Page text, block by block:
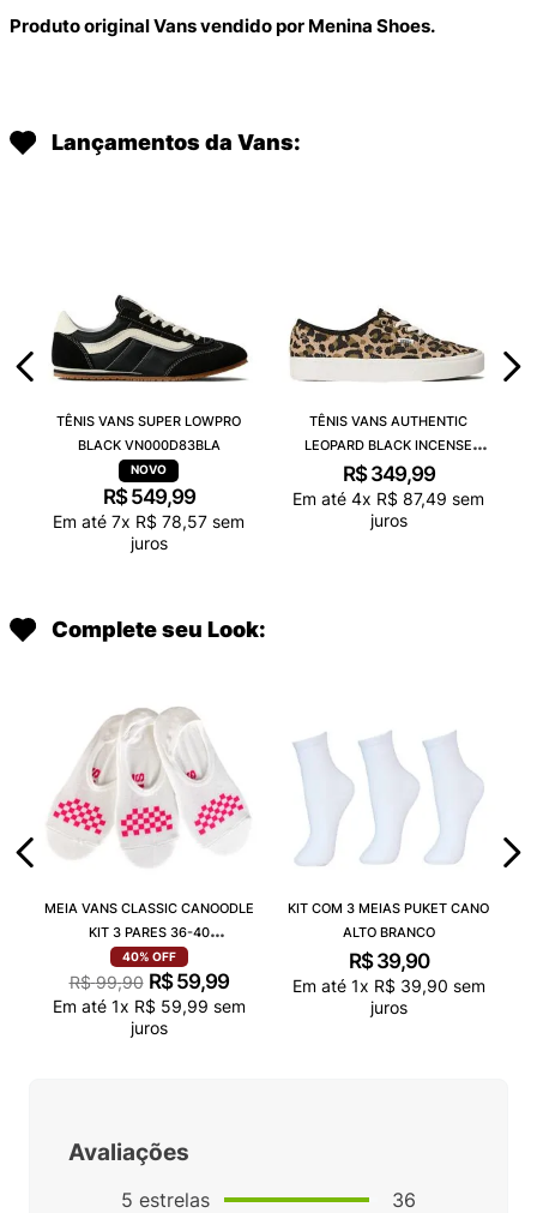
Produto original Vans vendido por Menina Shoes.
Lançamentos da Vans:
TÊNIS VANS SUPER LOWPRO
BLACK VN000D83BLA
R$ 549,99
Em até 7x R$ 78,57 sem
juros
TÊNIS VANS AUTHENTIC
LEOPARD BLACK INCENSE
VN000D6GGR4
R$ 349,99
Em até 4x R$ 87,49 sem
juros
Complete seu Look:
MEIA VANS CLASSIC CANOODLE
KIT 3 PARES 36-40
VN000QCAJU4
40% OFF
R$ 99,90 R$ 59,99
Em até 1x R$ 59,99 sem
juros
KIT COM 3 MEIAS PUKET CANO
ALTO BRANCO
R$ 39,90
Em até 1x R$ 39,90 sem
juros
Avaliações
5 estrelas
36